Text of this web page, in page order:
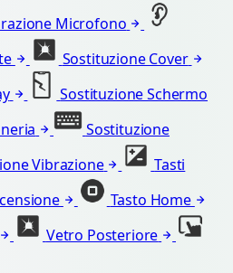
Microfono
Sostituzione Cover
Sostituzione Schermo
Sostituzione
Vibrazione
Tasti
Tasto Home
Vetro Posteriore